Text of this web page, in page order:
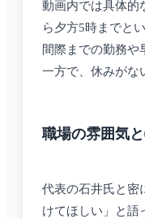
動画内では具体的
ら夕方5時までと
間際までの勤務や
一方で、休みがな
職場の雰囲気
代表の石井氏と密
けてほしい」と語